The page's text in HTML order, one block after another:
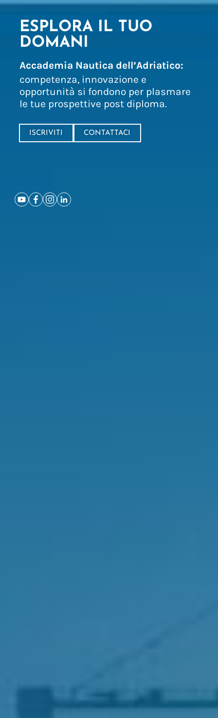
ESPLORA IL TUO
DOMANI
Accademia Nautica dell’Adriatico:
competenza, innovazione e
opportunità si fondono per plasmare
le tue prospettive post diploma.
ISCRIVITI CONTATTACI